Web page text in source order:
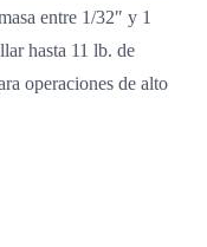
entre 1/32″ y 1
hasta 11 lb. de
operaciones de alto